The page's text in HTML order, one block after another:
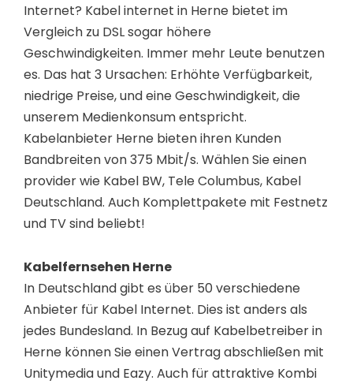
Internet? Kabel internet in Herne bietet im
Vergleich zu DSL sogar höhere
Geschwindigkeiten. Immer mehr Leute benutzen
es. Das hat 3 Ursachen: Erhöhte Verfügbarkeit,
niedrige Preise, und eine Geschwindigkeit, die
unserem Medienkonsum entspricht.
Kabelanbieter Herne bieten ihren Kunden
Bandbreiten von 375 Mbit/s. Wählen Sie einen
provider wie Kabel BW, Tele Columbus, Kabel
Deutschland. Auch Komplettpakete mit Festnetz
und TV sind beliebt!
Kabelfernsehen Herne
In Deutschland gibt es über 50 verschiedene
Anbieter für Kabel Internet. Dies ist anders als
jedes Bundesland. In Bezug auf Kabelbetreiber in
Herne können Sie einen Vertrag abschließen mit
Unitymedia und Eazy. Auch für attraktive Kombi